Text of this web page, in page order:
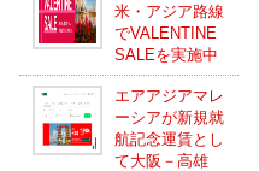
米・アジア路線
でVALENTINE
SALEを実施中
エアアジアマレ
ーシアが新規就
航記念運賃とし
て大阪－高雄